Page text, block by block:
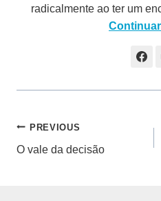
radicalmente ao ter um
Navegação
de
PREVIOUS
O vale da decisão